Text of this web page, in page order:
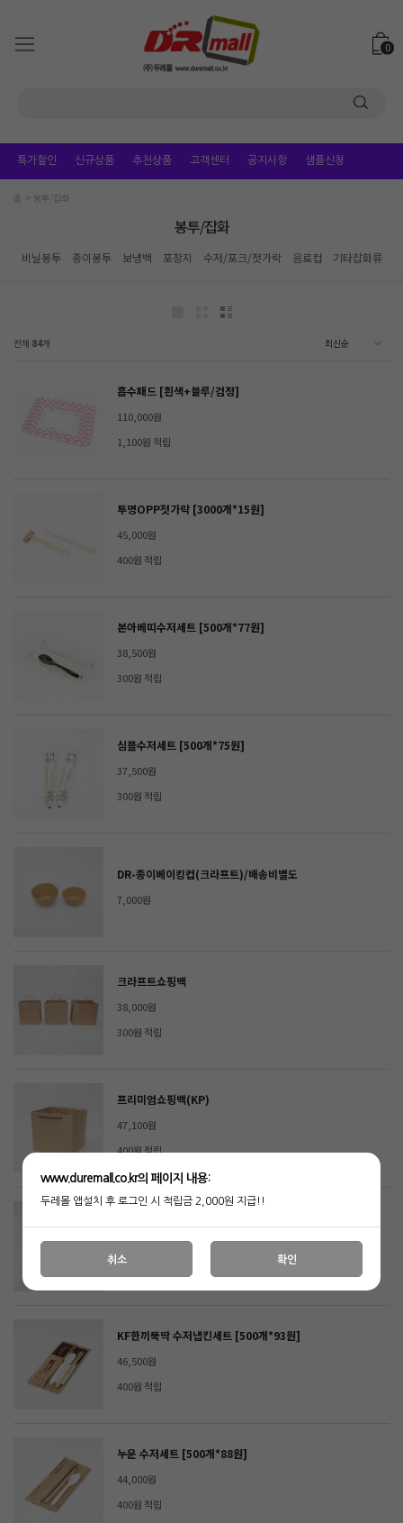
0
특가할인 신규상품 추천상품 고객센터 공지사항 샘플신청
홈 봉투/잡화
봉투/잡화
비닐봉투 종이봉투 보냉백 포장지 수저/포크/젓가락 음료컵 기타잡화류
전체 84개
흡수패드 [흰색+블루/검정]
110,000원
1,100원 적립
투명OPP젓가락 [3000개*15원]
45,000원
400원 적립
본아베띠수저세트 [500개*77원]
38,500원
300원 적립
심플수저세트 [500개*75원]
37,500원
300원 적립
DR-종이베이킹컵(크라프트)/배송비별도
7,000원
크라프트쇼핑백
38,000원
300원 적립
프리미엄쇼핑백(KP)
47,100원
400원 적립
[맞춤문의] 젓가락
주문불가/가격문의
KF한끼뚝딱 수저냅킨세트 [500개*93원]
46,500원
400원 적립
누운 수저세트 [500개*88원]
44,000원
400원 적립
www.duremall.co.kr의 페이지 내용:
두레몰 앱설치 후 로그인 시 적립금 2,000원 지급!!
취소 확인